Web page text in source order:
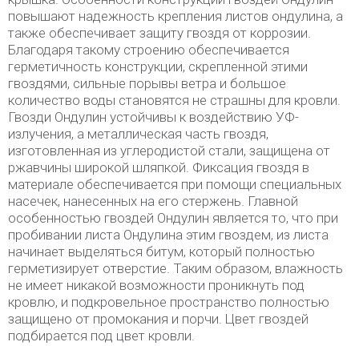
повышают надежность крепления листов ондулина, а
также обеспечивает защиту гвоздя от коррозии.
Благодаря такому строению обеспечивается
герметичность конструкции, скрепленной этими
гвоздями, сильные порывы ветра и большое
количество воды становятся не страшны для кровли.
Гвозди Ондулин устойчивы к воздействию УФ-
излучения, а металлическая часть гвоздя,
изготовленная из углеродистой стали, защищена от
ржавчины широкой шляпкой. Фиксация гвоздя в
материале обеспечивается при помощи специальных
насечек, нанесенных на его стержень. Главной
особенностью гвоздей Ондулин является то, что при
пробивании листа Ондулина этим гвоздем, из листа
начинает выделяться битум, который полностью
герметизирует отверстие. Таким образом, влажность
не имеет никакой возможности проникнуть под
кровлю, и подкровельное пространство полностью
защищено от промокания и порчи. Цвет гвоздей
подбирается под цвет кровли.